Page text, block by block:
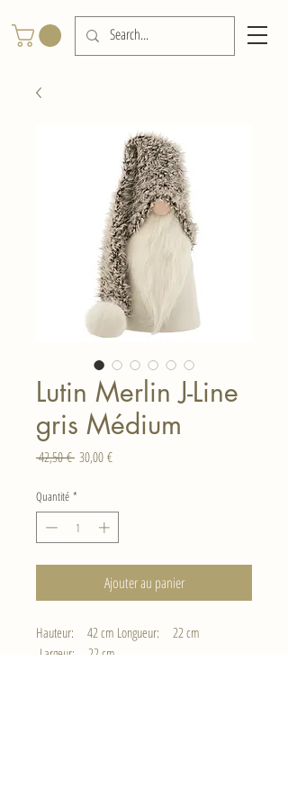
Lutin Merlin J-Line
gris Médium
42,50 € Prix
30,00 €Prix
Quantité *
Ajouter au panier
Hauteur: 42 cm Longueur: 22 cm
Largeur: 22 cm